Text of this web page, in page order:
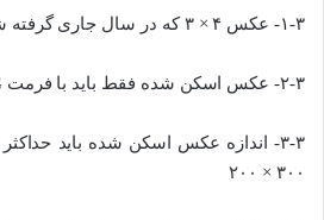
۱-۳- عکس ۴ × ۳ که در سال جاری گرفته شده باشد (عکس تمام رخ)
۲-۳- عکس اسکن شده فقط باید با فرمت JPG باشد.
۳۰۰ × ۲۰۰